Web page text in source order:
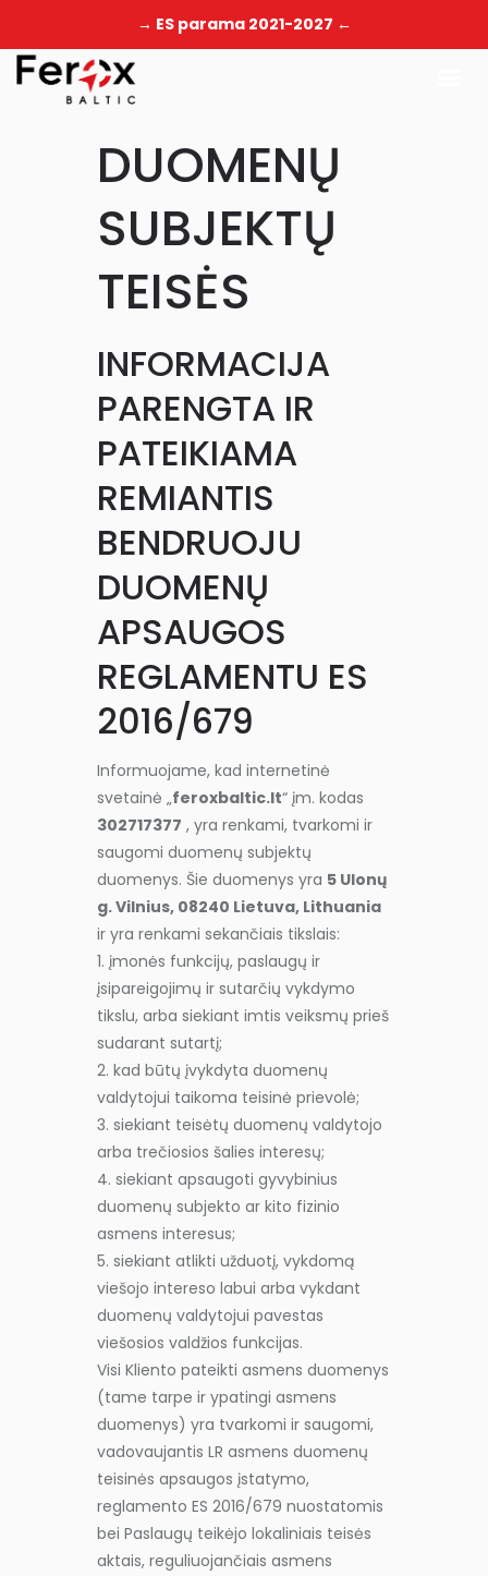
→ ES parama 2021-2027 ←
DUOMENŲ
SUBJEKTŲ
TEISĖS
INFORMACIJA
PARENGTA IR
PATEIKIAMA
REMIANTIS
BENDRUOJU
DUOMENŲ
APSAUGOS
REGLAMENTU ES
2016/679
Informuojame, kad internetinė
svetainė „feroxbaltic.lt“ įm. kodas
302717377 , yra renkami, tvarkomi ir
saugomi duomenų subjektų
duomenys. Šie duomenys yra 5 Ulonų
g. Vilnius, 08240 Lietuva, Lithuania
ir yra renkami sekančiais tikslais:
1. įmonės funkcijų, paslaugų ir
įsipareigojimų ir sutarčių vykdymo
tikslu, arba siekiant imtis veiksmų prieš
sudarant sutartį;
2. kad būtų įvykdyta duomenų
valdytojui taikoma teisinė prievolė;
3. siekiant teisėtų duomenų valdytojo
arba trečiosios šalies interesų;
4. siekiant apsaugoti gyvybinius
duomenų subjekto ar kito fizinio
asmens interesus;
5. siekiant atlikti užduotį, vykdomą
viešojo intereso labui arba vykdant
duomenų valdytojui pavestas
viešosios valdžios funkcijas.
Visi Kliento pateikti asmens duomenys
(tame tarpe ir ypatingi asmens
duomenys) yra tvarkomi ir saugomi,
vadovaujantis LR asmens duomenų
teisinės apsaugos įstatymo,
reglamento ES 2016/679 nuostatomis
bei Paslaugų teikėjo lokaliniais teisės
aktais, reguliuojančiais asmens